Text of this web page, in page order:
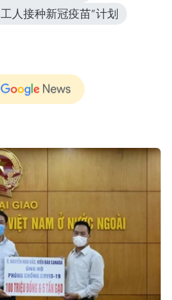
人接种新冠疫苗”计划